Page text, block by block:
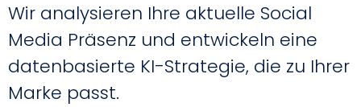
Wir analysieren Ihre aktuelle Social
Media Präsenz und entwickeln eine
datenbasierte KI-Strategie, die zu Ihrer
Marke passt.